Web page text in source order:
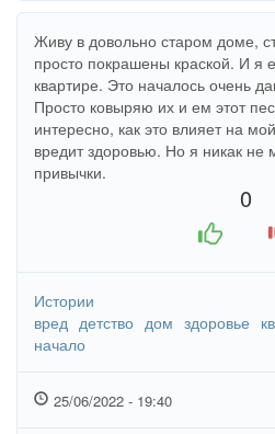
Живу в довольно старом доме,
просто покрашены краской. И я
квартире. Это началось очень
Просто ковыряю их и ем этот
интересно, как это влияет на
вредит здоровью. Но я никак не
привычки.
0
Истории
вред детство дом здоровье
начало
25/06/2022 - 19:40